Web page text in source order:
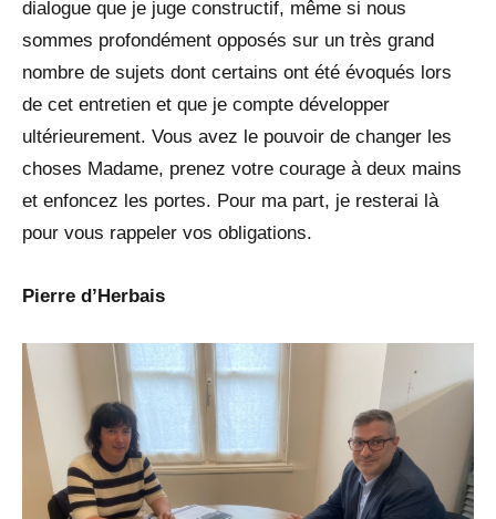
dialogue que je juge constructif, même si nous
sommes profondément opposés sur un très grand
nombre de sujets dont certains ont été évoqués lors
de cet entretien et que je compte développer
ultérieurement. Vous avez le pouvoir de changer les
choses Madame, prenez votre courage à deux mains
et enfoncez les portes. Pour ma part, je resterai là
pour vous rappeler vos obligations.
Pierre d’Herbais